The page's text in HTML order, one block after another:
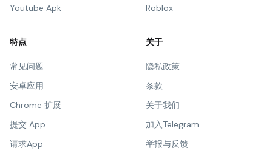
Youtube Apk
Roblox
特点
常见问题
安卓应用
Chrome 扩展
提交 App
请求App
关于
隐私政策
条款
关于我们
加入Telegram
举报与反馈